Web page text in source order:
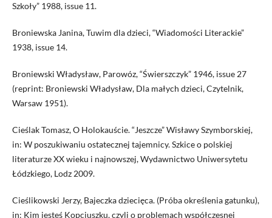
Szkoły” 1988, issue 11.
Broniewska Janina, Tuwim dla dzieci, “Wiadomości Literackie”
1938, issue 14.
Broniewski Władysław, Parowóz, “Świerszczyk” 1946, issue 27
(reprint: Broniewski Władysław, Dla małych dzieci, Czytelnik,
Warsaw 1951).
Cieślak Tomasz, O Holokauście. “Jeszcze” Wisławy Szymborskiej,
in: W poszukiwaniu ostatecznej tajemnicy. Szkice o polskiej
literaturze XX wieku i najnowszej, Wydawnictwo Uniwersytetu
Łódzkiego, Lodz 2009.
Cieślikowski Jerzy, Bajeczka dziecięca. (Próba określenia gatunku),
in: Kim jesteś Kopciuszku, czyli o problemach współczesnej